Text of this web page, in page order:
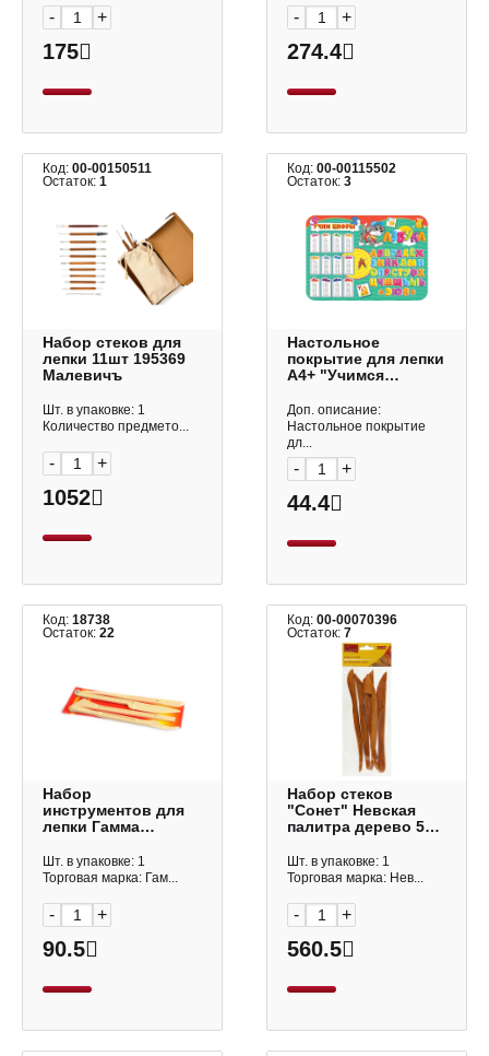
- +
175
- +
274.4
Код: 00-00150511
Остаток: 1
Набор стеков для
лепки 11шт 195369
Малевичъ
Шт. в упаковке: 1
Количество предмето...
- +
1052
Код:00-00115502
Остаток:3
Настольное
покрытие для лепки
А4+ "Учимся
НПД-6892 Проф
Пресс
Доп. описание:
Настольное покрытие
дл...
- +
44.4
Код: 18738
Остаток: 22
Набор
инструментов для
лепки Гамма
660005
Шт. в упаковке: 1
Торговая марка: Гам...
- +
90.5
Код:00-00070396
Остаток:7
Набор стеков
"Сонет" Невская
палитра дерево 5шт
Шт. в упаковке: 1
Торговая марка: Нев...
- +
560.5